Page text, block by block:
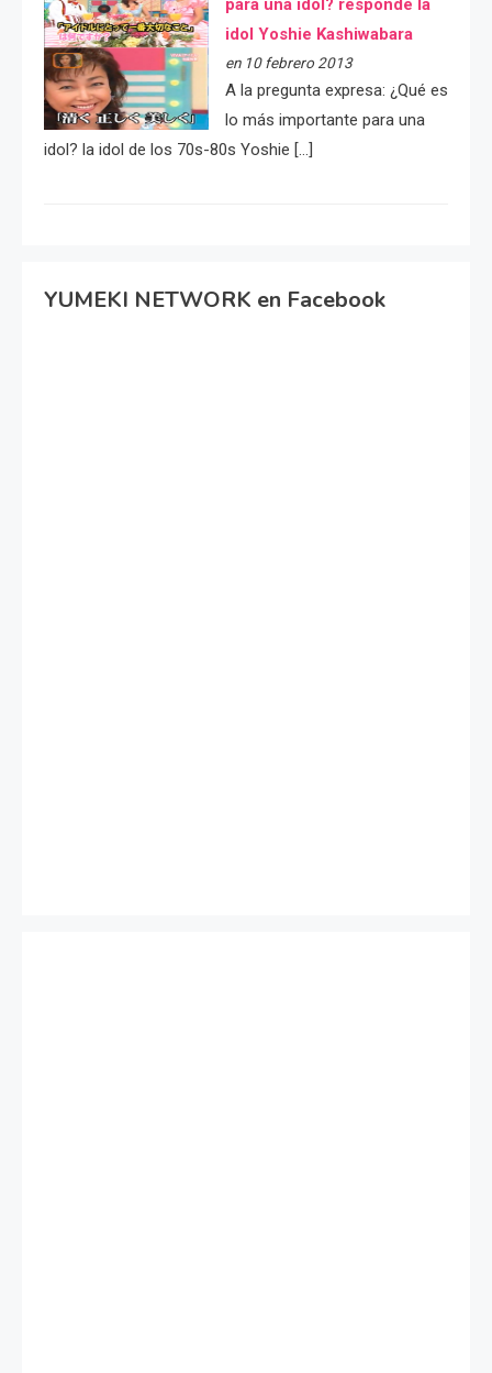
para una idol? responde la
idol Yoshie Kashiwabara
en 10 febrero 2013
A la pregunta expresa: ¿Qué es
lo más importante para una
idol? la idol de los 70s-80s Yoshie […]
YUMEKI NETWORK en Facebook